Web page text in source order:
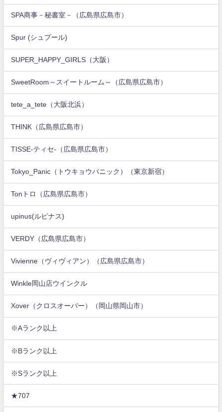
SPA商事－秘書室－（広島県広島市）
Spur (シュプール)
SUPER_HAPPY_GIRLS（大阪）
SweetRoom～スイートルーム～（広島県広島市）
tete_a_tete（大阪北浜）
THINK（広島県広島市）
TISSE-ティセ-（広島県広島市）
Tokyo_Panic（トウキョウパニック）（東京新宿）
Tonトロ（広島県広島市）
upinus(ルピナス)
VERDY（広島県広島市）
Vivienne（ヴィヴィアン）（広島県広島市）
Winkle岡山店ウインクル
Xover（クロスオーバー）（岡山県岡山市）
※Aランク以上
※Bランク以上
※Sランク以上
★707